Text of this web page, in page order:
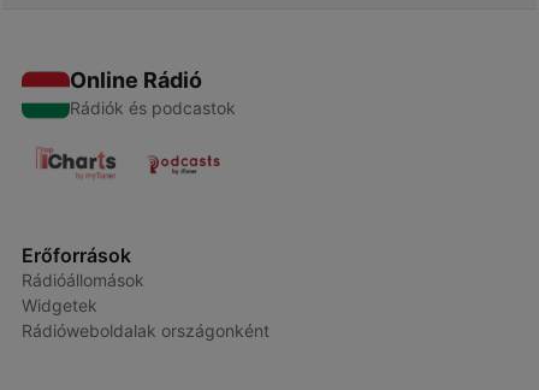
Online Rádió
Rádiók és podcastok
Erőforrások
Rádióállomások
Widgetek
Rádióweboldalak országonként